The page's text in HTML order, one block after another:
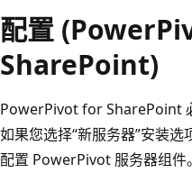
配置
SharePoint)
PowerPivot for SharePoint
如果您选择“新服务器”安装
配置 PowerPivot 服务器组件